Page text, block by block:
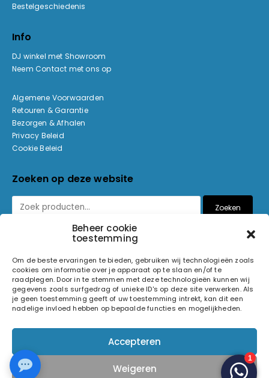
Beheer cookie
toestemming
Om de beste ervaringen te bieden, gebruiken wij technologieën zoals
cookies om informatie over je apparaat op te slaan en/of te
raadplegen. Door in te stemmen met deze technologieën kunnen wij
gegevens zoals surfgedrag of unieke ID's op deze site verwerken. Als
je geen toestemming geeft of uw toestemming intrekt, kan dit een
nadelige invloed hebben op bepaalde functies en mogelijkheden.
Accepteren
Weigeren
Bestelgeschiedenis
Info
DJ winkel met Showroom
Neem Contact met ons op
Algemene Voorwaarden
Retouren & Garantie
Bezorgen & Afhalen
Privacy Beleid
Cookie Beleid
Zoeken op deze website
Zoeken
© 2026 Light and Sound Factory. Alle rechten voorbehouden.